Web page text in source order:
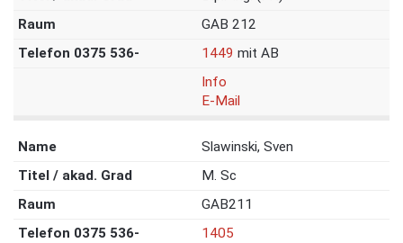
GAB 212
1449 mit AB
Info
E-Mail
Slawinski, Sven
M. Sc
GAB211
1405